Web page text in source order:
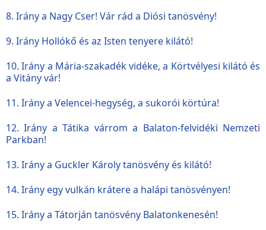
8. Irány a Nagy Cser! Vár rád a Diósi tanösvény!
9. Irány Hollókő és az Isten tenyere kilátó!
10. Irány a Mária-szakadék vidéke, a Körtvélyesi kilátó és
a Vitány vár!
11. Irány a Velencei-hegység, a sukorói körtúra!
12. Irány a Tátika várrom a Balaton-felvidéki Nemzeti
Parkban!
13. Irány a Guckler Károly tanösvény és kilátó!
14. Irány egy vulkán krátere a halápi tanösvényen!
15. Irány a Tátorján tanösvény Balatonkenesén!